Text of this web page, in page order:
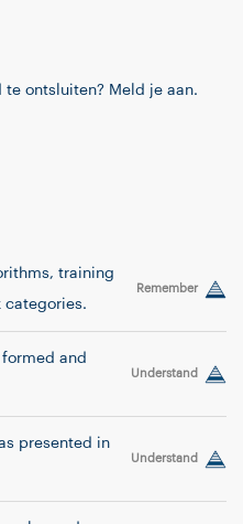
ontsluiten? Meld je aan.
training
categories.
Remember
and
Understand
presented in
Understand